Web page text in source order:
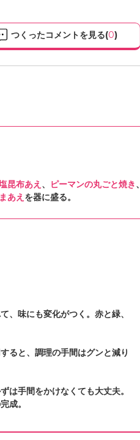
つくったコメントを見る(0)
昆布あえ 、 ピーマンの丸ごと焼き、
あえ を器に盛る。
、味にも変化がつく。赤と緑、
ると、調理の手間はグンと減り
は手間をかけなくても大丈夫。
成。